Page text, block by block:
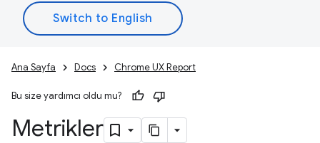
Ana Sayfa Docs Chrome UX Report
Bu size yardımcı oldu mu?
Metrikler